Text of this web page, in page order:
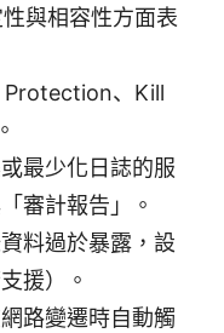
與相容性方面表
Protection、Kill
最少化日誌的服
審計報告」。
料過於暴露，設
援）。
路變遷時自動觸